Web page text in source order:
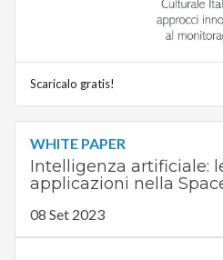
Scaricalo gratis!
WHITE PAPER
Intelligenza artificiale:
applicazioni nella
08 Set 2023